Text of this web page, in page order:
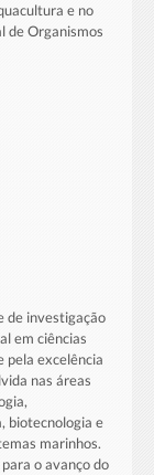
e no
de Organismos
de investigação
em ciências
pela excelência
nas áreas
biotecnologia e
marinhos.
o avanço do